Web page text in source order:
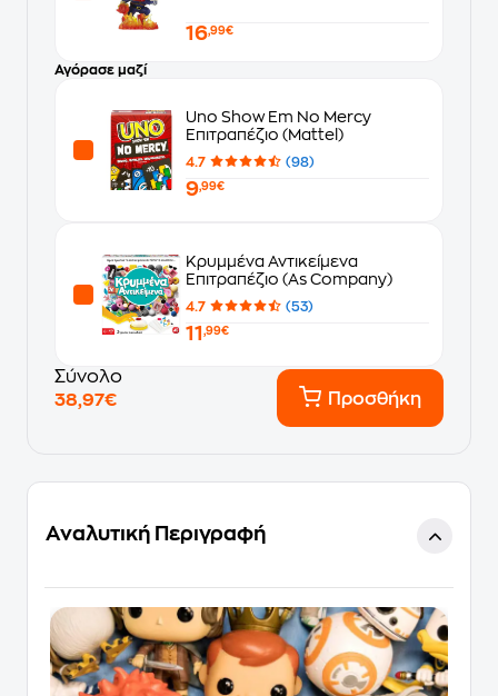
16,99€
Αγόρασε μαζί
Uno Show Em No Mercy
Επιτραπέζιο (Mattel)
4.7 (98)
9,99€
Κρυμμένα Αντικείμενα
Επιτραπέζιο (As Company)
4.7 (53)
11 ,99€
Σύνολο
38,97€
Προσθήκη
Αναλυτική Περιγραφή